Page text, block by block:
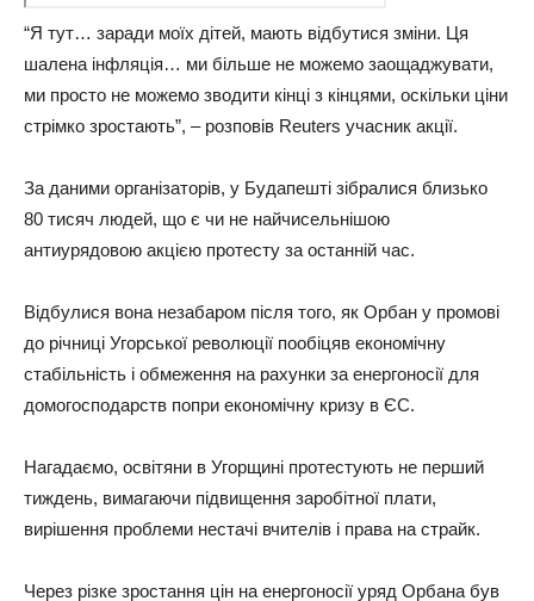
“Я тут… заради моїх дітей, мають відбутися зміни. Ця
шалена інфляція… ми більше не можемо заощаджувати,
ми просто не можемо зводити кінці з кінцями, оскільки ціни
стрімко зростають”, – розповів Reuters учасник акції.
За даними організаторів, у Будапешті зібралися близько
80 тисяч людей, що є чи не найчисельнішою
антиурядовою акцією протесту за останній час.
Відбулися вона незабаром після того, як Орбан у промові
до річниці Угорської революції пообіцяв економічну
стабільність і обмеження на рахунки за енергоносії для
домогосподарств попри економічну кризу в ЄС.
Нагадаємо, освітяни в Угорщині протестують не перший
тиждень, вимагаючи підвищення заробітної плати,
вирішення проблеми нестачі вчителів і права на страйк.
Через різке зростання цін на енергоносії уряд Орбана був